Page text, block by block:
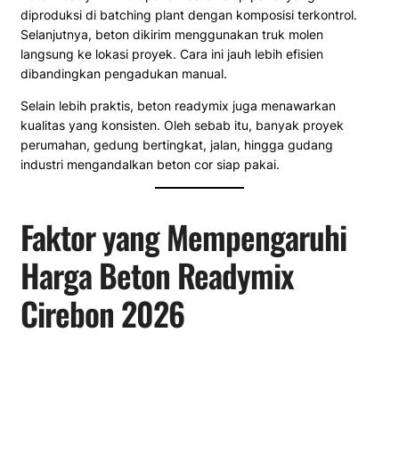
diproduksi di batching plant dengan komposisi terkontrol.
Selanjutnya, beton dikirim menggunakan truk molen
langsung ke lokasi proyek. Cara ini jauh lebih efisien
dibandingkan pengadukan manual.
Selain lebih praktis, beton readymix juga menawarkan
kualitas yang konsisten. Oleh sebab itu, banyak proyek
perumahan, gedung bertingkat, jalan, hingga gudang
industri mengandalkan beton cor siap pakai.
Faktor yang Mempengaruhi
Harga Beton Readymix
Cirebon 2026